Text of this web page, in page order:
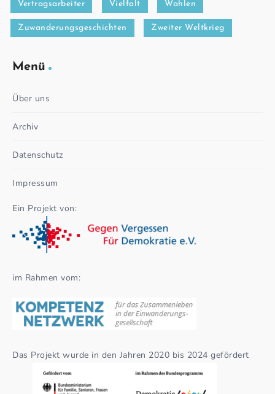
Vertragsarbeiter Vielfalt Wahlen
Zuwanderungsgeschichten Zweiter Weltkrieg
Menü
Über uns
Archiv
Datenschutz
Impressum
Ein Projekt von:
im Rahmen vom:
Das Projekt wurde in den Jahren 2020 bis 2024 gefördert